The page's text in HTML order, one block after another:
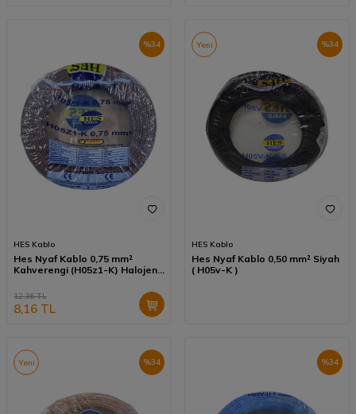
%34
HES Kablo
Hes Nyaf Kablo 0,75 mm²
Kahverengi (H05z1-K) Halojen
12,36TL
8,16 TL
%34
Yeni
HES Kablo
Hes Nyaf Kablo 0,50 mm² Siyah
( H05v-K )
%34
Yeni %34